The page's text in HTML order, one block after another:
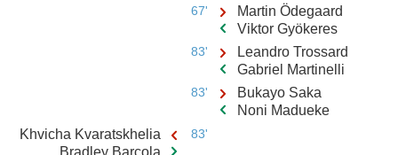
67'
Martin Ödegaard
Viktor Gyökeres
83'
Leandro Trossard
Gabriel Martinelli
83'
Bukayo Saka
Noni Madueke
Khvicha Kvaratskhelia
Bradley Barcola
83'